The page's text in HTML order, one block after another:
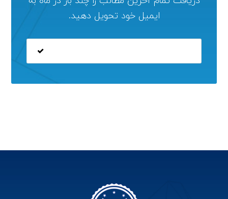
ایمیل خود تحویل دهید.